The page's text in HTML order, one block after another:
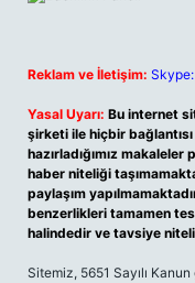
Reklam ve İletişim:
Yasal Uyarı: Bu internet
şirketi ile hiçbir
hazırladığımız
haber niteliği
paylaşım
benzerlikleri tamamen
halindedir ve tavsiye
Sitemiz, 5651 Sayılı